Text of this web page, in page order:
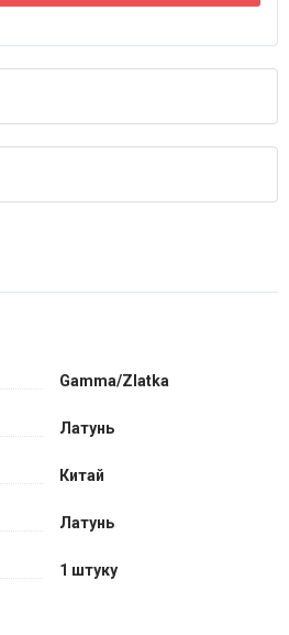
Gamma/Zlatka
Латунь
Китай
Латунь
1 штуку